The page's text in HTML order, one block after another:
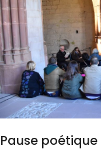
Pause poétique